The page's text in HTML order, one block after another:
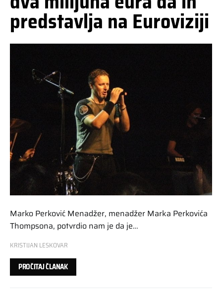
predstavlja na Euroviziji
Marko Perković Menadžer, menadžer Marka Perkovića
Thompsona, potvrdio nam je da je…
KRISTIJAN LESKOVAR
PROČITAJ ČLANAK